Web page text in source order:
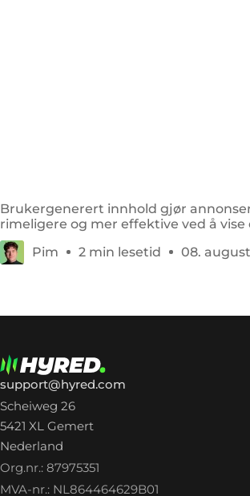
Brukergenerert innhold gjør
rimeligere og mer effektive ved å vise
med ekte produktopplevelser.
Pim
2 min lesetid 08. august
support@hyred.com
Scheiweg 26
5421 XL Gemert
Nederland
Org.nr.: 87975351
MVA-nr.: NL864464629B01